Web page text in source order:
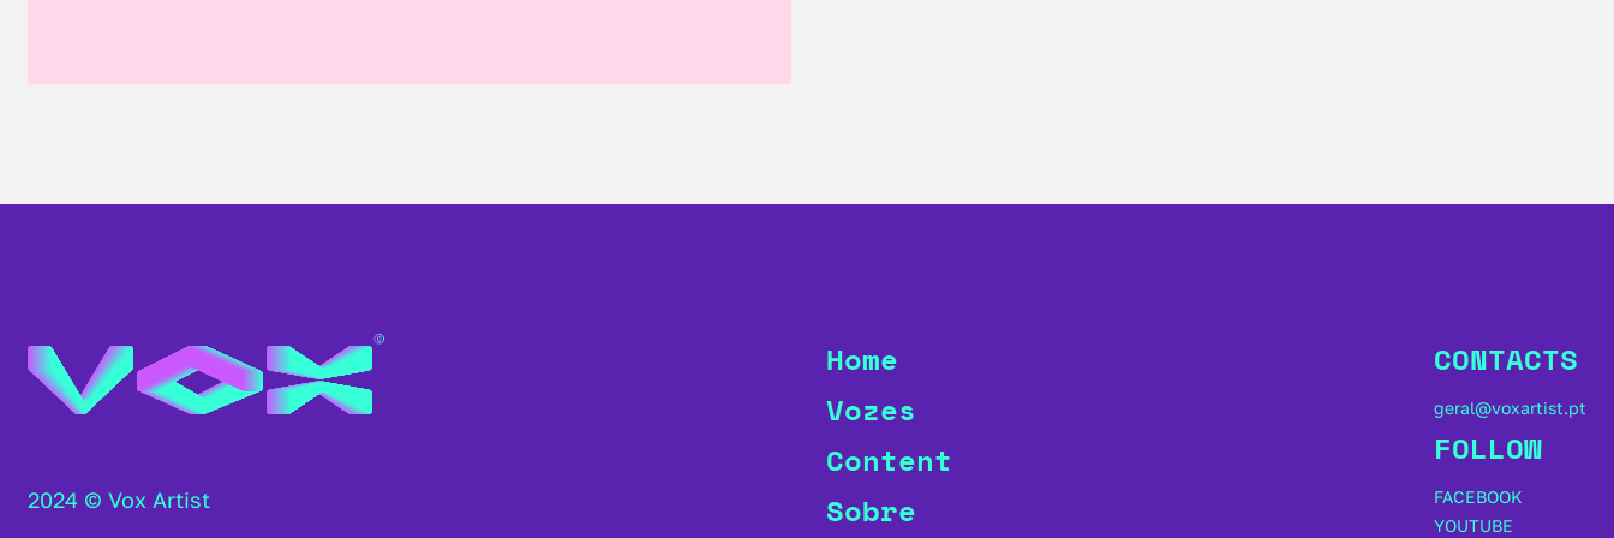
2024 © Vox Artist
Home
Vozes
Content
Sobre
CONTACTS
geral@voxartist.pt
FOLLOW
FACEBOOK
YOUTUBE